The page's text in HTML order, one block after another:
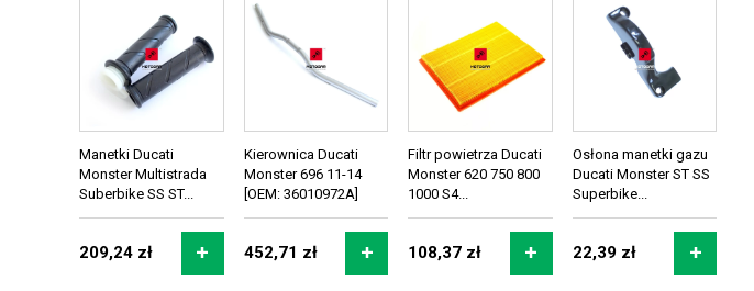
Manetki Ducati
Monster Multistrada
Suberbike SS ST...
209,24 zł
Kierownica Ducati
Monster 696 11-14
[OEM: 36010972A]
452,71 zł
Filtr powietrza Ducati
Monster 620 750 800
1000 S4...
108,37 zł
Osłona manetki gazu
Ducati Monster ST SS
Superbike...
22,39 zł